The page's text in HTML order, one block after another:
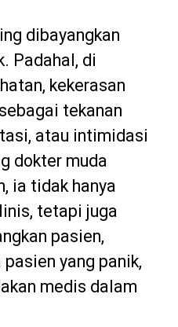
dibayangkan
Padahal, di
kekerasan
tekanan
atau intimidasi
dokter muda
ia tidak hanya
tetapi juga
pasien,
yang panik,
medis dalam